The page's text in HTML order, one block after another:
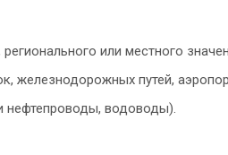
или местного
железнодорожных путей,
нефтепроводы, водоводы).